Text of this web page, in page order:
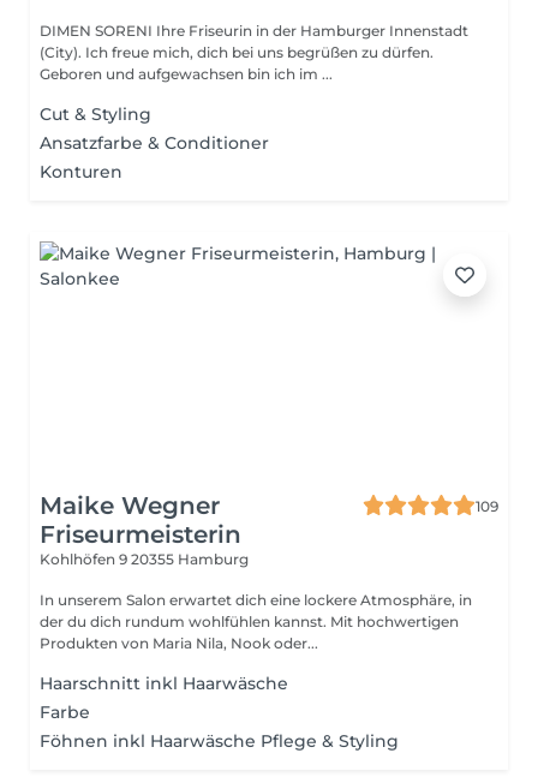
DIMEN SORENI Ihre Friseurin in der Hamburger Innenstadt
(City). Ich freue mich, dich bei uns begrüßen zu dürfen.
Geboren und aufgewachsen bin ich im ...
Cut & Styling
Ansatzfarbe & Conditioner
Konturen
Maike Wegner
Friseurmeisterin
109
Kohlhöfen 9 20355 Hamburg
In unserem Salon erwartet dich eine lockere Atmosphäre, in
der du dich rundum wohlfühlen kannst. Mit hochwertigen
Produkten von Maria Nila, Nook oder...
Haarschnitt inkl Haarwäsche
Farbe
Föhnen inkl Haarwäsche Pflege & Styling